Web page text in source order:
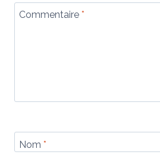
Commentaire *
Nom *